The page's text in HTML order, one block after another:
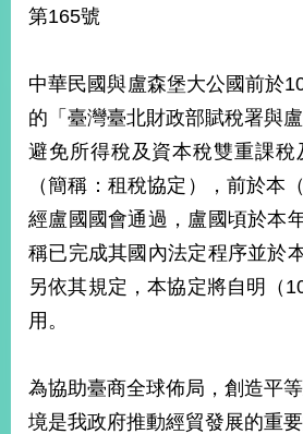
交
濟
不
落
國
台
海
平
護
照
網
第165號
中華民國與盧森堡大公國前於
的「臺灣臺北財政部賦稅署與
避免所得稅及資本稅雙重課稅
（簡稱：租稅協定），前於本
經盧國國會通過，盧國頃於本
稱已完成其國內法定程序並於
另依其規定，本協定將自明（
用。
為協助臺商全球佈局，創造平
境是我政府推動經貿發展的重